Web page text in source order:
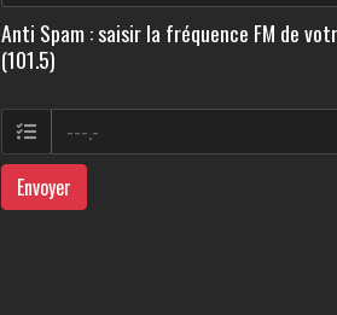
Anti Spam : saisir la fréquence FM de
(101.5)
Envoyer